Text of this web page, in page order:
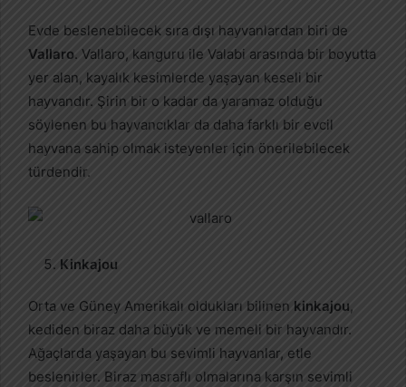
Evde beslenebilecek sıra dışı hayvanlardan biri de
Vallaro. Vallaro, kanguru ile Valabi arasında bir boyutta
yer alan, kayalık kesimlerde yaşayan keseli bir
hayvandır. Şirin bir o kadar da yaramaz olduğu
söylenen bu hayvancıklar da daha farklı bir evcil
hayvana sahip olmak isteyenler için önerilebilecek
türdendir.
Kinkajou
Orta ve Güney Amerikalı oldukları bilinen kinkajou,
kediden biraz daha büyük ve memeli bir hayvandır.
Ağaçlarda yaşayan bu sevimli hayvanlar, etle
beslenirler. Biraz masraflı olmalarına karşın sevimli